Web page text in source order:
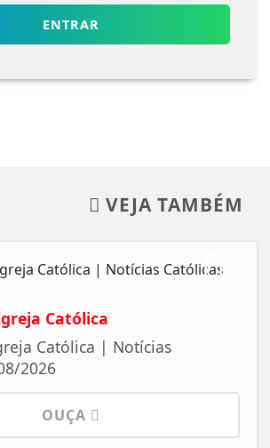
ENTRAR
VEJA TAMBÉM
Católica
Católica | Notícias
2026
OUÇA